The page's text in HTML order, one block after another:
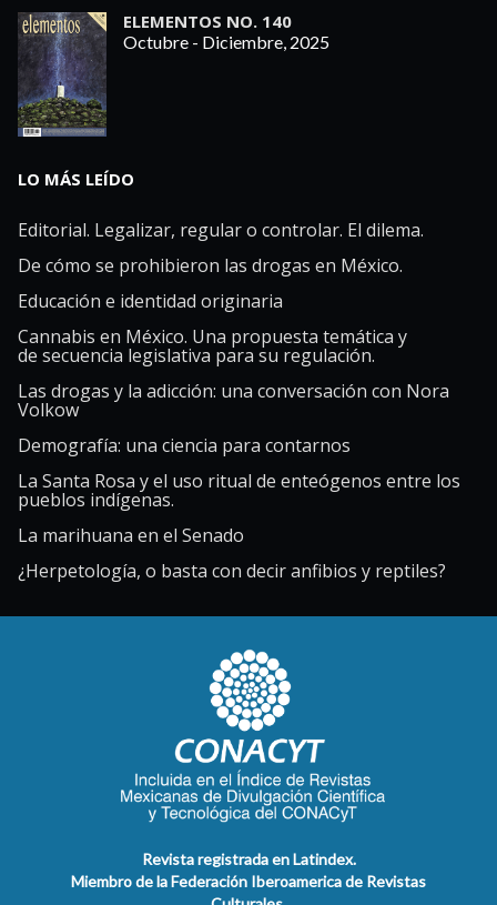
ELEMENTOS NO. 140
Octubre - Diciembre, 2025
LO MÁS LEÍDO
Editorial. Legalizar, regular o controlar. El dilema.
De cómo se prohibieron las drogas en México.
Educación e identidad originaria
Cannabis en México. Una propuesta temática y
de secuencia legislativa para su regulación.
Las drogas y la adicción: una conversación con Nora
Volkow
Demografía: una ciencia para contarnos
La Santa Rosa y el uso ritual de enteógenos entre los
pueblos indígenas.
La marihuana en el Senado
¿Herpetología, o basta con decir anfibios y reptiles?
Revista registrada en Latindex.
Miembro de la Federación Iberoamerica de Revistas